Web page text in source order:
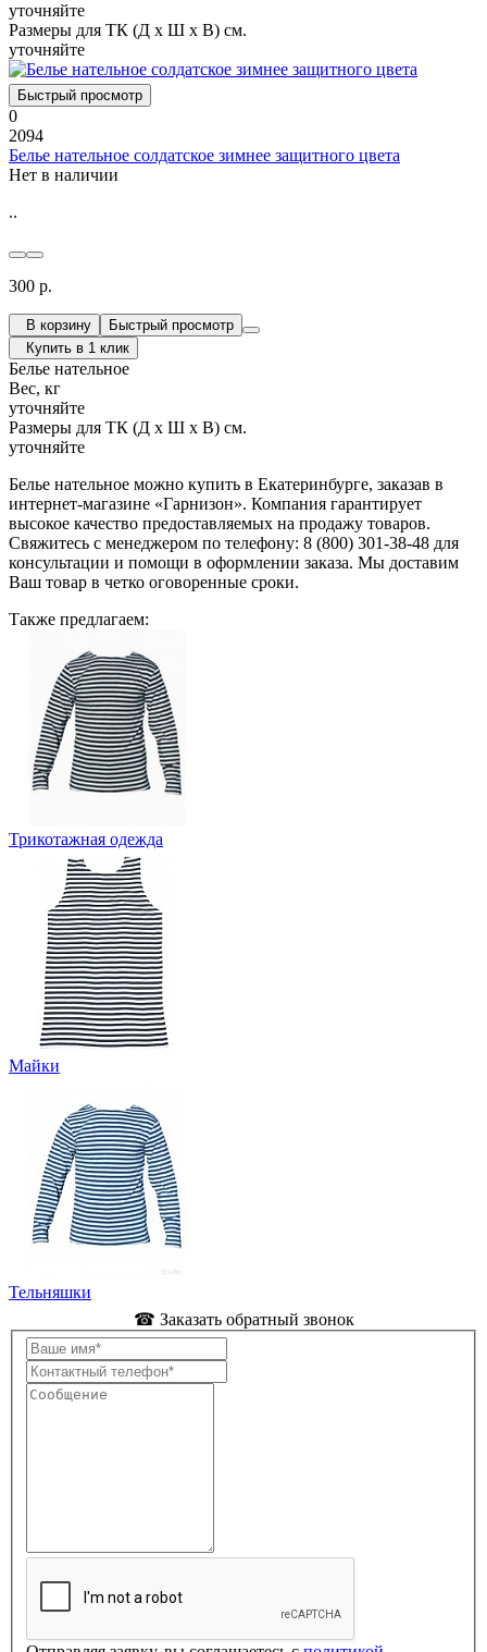
уточняйте
Размеры для ТК (Д х Ш х В) см.
уточняйте
Быстрый просмотр
0
2094
Белье нательное солдатское зимнее защитного цвета
Нет в наличии
..
300 р.
В корзину
Быстрый просмотр
Купить в 1 клик
Белье нательное
Вес, кг
уточняйте
Размеры для ТК (Д х Ш х В) см.
уточняйте
Белье нательное можно купить в Екатеринбурге, заказав в
интернет-магазине «Гарнизон». Компания гарантирует
высокое качество предоставляемых на продажу товаров.
Свяжитесь с менеджером по телефону: 8 (800) 301-38-48 для
консультации и помощи в оформлении заказа. Мы доставим
Ваш товар в четко оговоренные сроки.
Также предлагаем:
Трикотажная одежда
Майки
Тельняшки
☎ Заказать обратный звонок